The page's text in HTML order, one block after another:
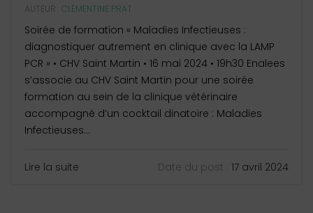
AUTEUR : CLÉMENTINE PRAT
Soirée de formation « Maladies Infectieuses :
diagnostiquer autrement en clinique avec la LAMP
PCR » • CHV Saint Martin • 16 mai 2024 • 19h30 Enalees
s’associe au CHV Saint Martin pour une soirée
formation au sein de la clinique vétérinaire
accompagné d’un cocktail dinatoire : Maladies
Infectieuses...
Lire la suite Date du post : 17 avril 2024